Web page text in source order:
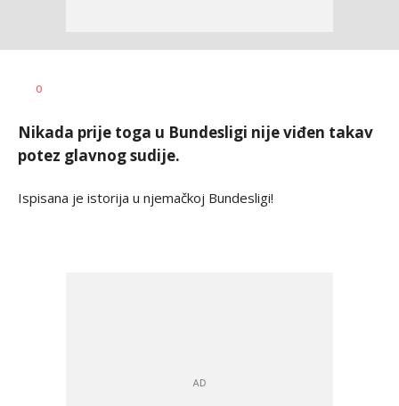
AUTOR
0
Nikada prije toga u Bundesligi nije viđen takav
potez glavnog sudije.
Ispisana je istorija u njemačkoj Bundesligi!